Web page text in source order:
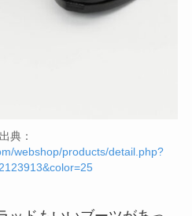
出典：
webshop/products/detail.php?